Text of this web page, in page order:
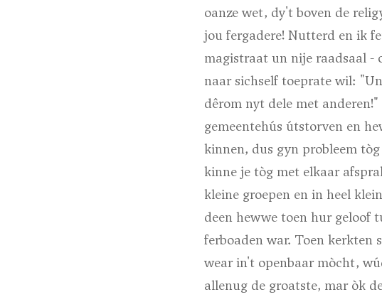
oanze wet, dy't boven de
jou fergadere! Nutterd en ik
magistraat un nije raadsaal -
naar sichself toeprate wil:
dêrom nyt dele met
gemeentehús útstorven en
kinnen, dus gyn probleem
kinne je tòg met elkaar
kleine groepen en in heel
deen hewwe toen hur geloof
ferboaden war. Toen kerkten
wear in't openbaar mòcht,
allenug de groatste, mar òk